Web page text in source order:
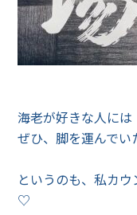
海老が好きな人には
ぜひ、脚を運んでい
というのも、私カ
♡